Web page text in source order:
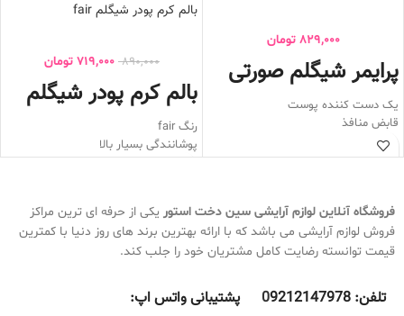
829,000 تومان
پرایمر شیگلم صورتی
یک دست کننده پوست
قابض منافذ
زیرساز آرایش
به دلیل دارا بودن ویتامین c به مرور
دارای کلاژن و جوان کننده پوست
محافظ 24 ساعته پوست
چربی پوست را کاهش می دهد
بالم کرم پودر شیگلم fair
890,000
719,000 تومان
بالم کرم پودر شیگلم
رنگ fair
پوشانندگی بسیار بالا
دارای هیالورونیک اسید
ضد جوش
بالم کرم پودر شیگلممناسب انواع
پوست
به هیچ عنوان روی پوست نمی ماسد و
برق نمی افتد
فروشگاه آنلاین لوازم آرایشی سین دخت استور یکی از حرفه ای ترین مراکز
فروش لوازم آرایشی می باشد که با ارائه بهترین برند های روز دنیا با کمترین
قیمت توانسته رضایت کامل مشتریان خود را جلب کند.
تلفن: 09212147978 پشتیبانی واتس اپ: